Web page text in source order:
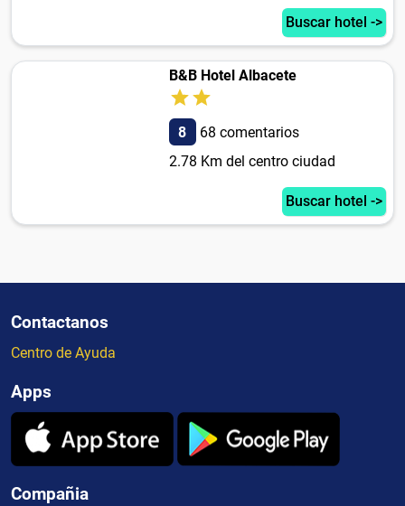
Buscar hotel ->
B&B Hotel Albacete
8
68 comentarios
2.78 Km del centro ciudad
Buscar hotel ->
Contactanos
Centro de Ayuda
Apps
Compañia